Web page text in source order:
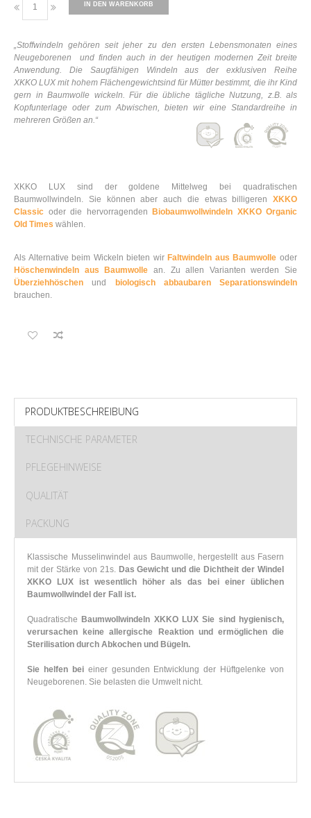
IN DEN WARENKORB
„Stoffwindeln gehören seit jeher zu den ersten Lebensmonaten eines
Neugeborenen
und finden auch in der heutigen modernen Zeit breite
Anwendung. Die Saugfähigen Windeln aus der exklusiven Reihe
XKKOLUX mit hohem Flächengewichtsind für Mütter bestimmt, die ihr Kind
gern in Baumwolle wickeln. Für die übliche tägliche Nutzung, z.B. als
Kopfunterlage oder zum Abwischen, bieten wir eine Standardreihe in
mehreren Größen an.“
XKKO LUX sind der goldene Mittelweg bei quadratischen
Baumwollwindeln. Sie können aber auch die etwas billigeren XKKO
Classic oder die hervorragenden
Biobaumwollwindeln XKKO Organic
Old Times wählen.
Als Alternative beim Wickeln bieten wir Faltwindeln aus Baumwolle oder
Höschenwindeln aus Baumwolle an. Zu allen Varianten werden Sie
Überziehhöschen und
biologisch abbaubaren Separationswindeln
brauchen.
PRODUKTBESCHREIBUNG
TECHNISCHE PARAMETER
PFLEGEHINWEISE
QUALITÄT
PACKUNG
Klassische Musselinwindel aus Baumwolle, hergestellt aus Fasern
mit der Stärke von 21s.Das Gewicht und die Dichtheit der Windel
XKKO LUX ist wesentlich höher als das bei einer üblichen
Baumwollwindel der Fall ist.
Quadratische Baumwollwindeln XKKO LUX Sie sind hygienisch,
verursachen keine allergische Reaktion und ermöglichen die
Sterilisation durch Abkochen und Bügeln.
Sie helfen bei einer gesunden Entwicklung der Hüftgelenke von
Neugeborenen. Sie belasten die Umwelt nicht.